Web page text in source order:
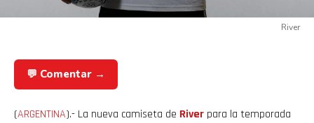
River
💬 Comentar →
(ARGENTINA).- La nueva camiseta de River para la temporada